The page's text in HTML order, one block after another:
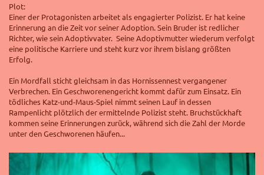
Plot:
Einer der Protagonisten arbeitet als engagierter Polizist. Er hat keine
Erinnerung an die Zeit vor seiner Adoption. Sein Bruder ist redlicher
Richter, wie sein Adoptivvater. Seine Adoptivmutter wiederum verfolgt
eine politische Karriere und steht kurz vor ihrem bislang größten
Erfolg.
Ein Mordfall sticht gleichsam in das Hornissennest vergangener
Verbrechen. Ein Geschworenengericht kommt dafür zum Einsatz. Ein
tödliches Katz-und-Maus-Spiel nimmt seinen Lauf in dessen
Rampenlicht plötzlich der ermittelnde Polizist steht. Bruchstückhaft
kommen seine Erinnerungen zurück, während sich die Zahl der Morde
unter den Geschworenen häufen...